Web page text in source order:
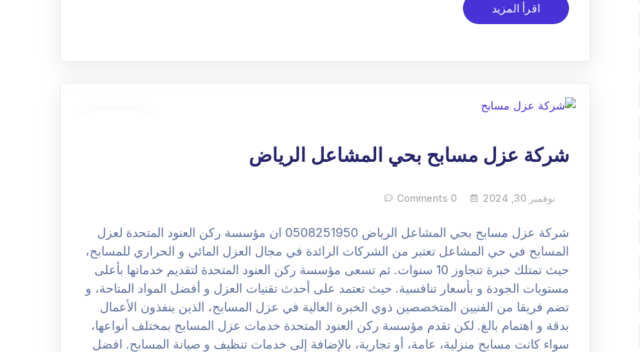
اقرأ المزيد
شركة عزل مسابح بحي المشاعل الرياض
نوفمبر 30, 2024 0 Comments
شركة عزل مسابح بحي المشاعل الرياض 0508251950 ان مؤسسة ركن العنود المتحدة لعزل
المسابح في حي المشاعل تعتبر من الشركات الرائدة في مجال العزل المائي و الحراري للمسابح،
حيث تمتلك خبرة تتجاوز 10 سنوات. ثم تسعى مؤسسة ركن العنود المتحدة لتقديم خدماتها بأعلى
مستويات الجودة و بأسعار تنافسية. حيث تعتمد على أحدث تقنيات العزل و أفضل المواد المتاحة، و
تضم فريقا من الفنيين المتخصصين ذوي الخبرة العالية في عزل المسابح، الذين ينفذون الأعمال
بدقة و اهتمام بالغ. لكن تقدم مؤسسة ركن العنود المتحدة خدمات عزل المسابح بمختلف أنواعها،
سواء كانت مسابح منزلية، عامة، أو تجارية، بالإضافة إلى خدمات تنظيف و صيانة المسابح. افضل